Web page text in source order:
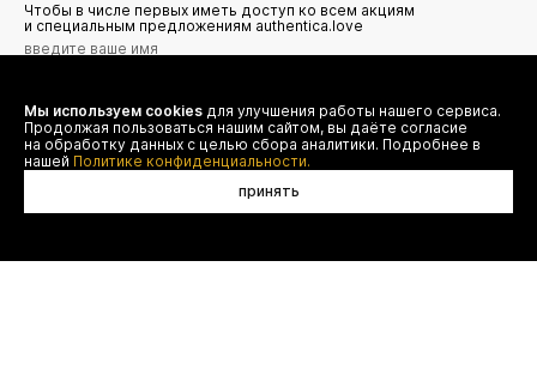
Чтобы в числе первых иметь доступ ко всем акциям
и специальным предложениям authentica.love
Я даю согласие на сбор, обработку и хранение моих
персональных данных (имя, email, телефон) для получения
рекламных и информационных рассылок от ООО 'БТ
Юнайтед', а также ознакомлен(а) с
Политикой конфиденциальности
Мы используем cookies для улучшения работы нашего сервиса.
Продолжая пользоваться нашим сайтом, вы даёте согласие
на обработку данных с целью сбора аналитики. Подробнее в
нашей Политике конфиденциальности.
принять